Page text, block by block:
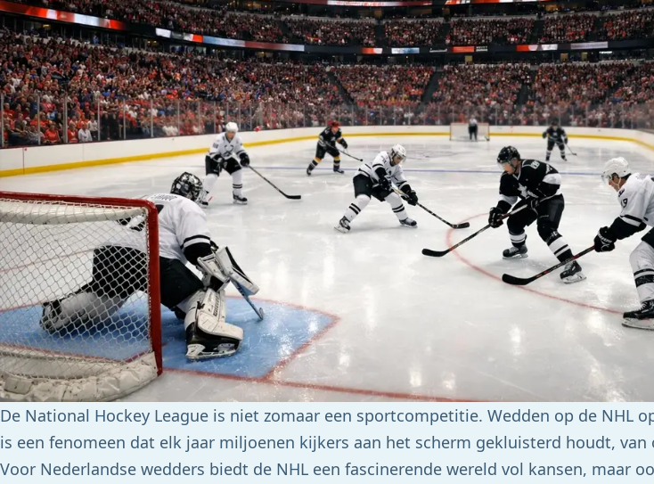
De National Hockey League is niet zomaar een sportcompetitie. Wedden op de NHL
is een fenomeen dat elk jaar miljoenen kijkers aan het scherm gekluisterd houdt,
Voor Nederlandse wedders biedt de NHL een fascinerende wereld vol kansen, maar